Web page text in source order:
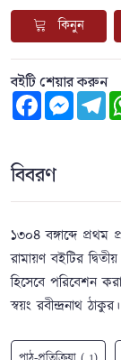
কিনুন
বইটি শেয়ার করুন
Facebook
বিবরণ
১৩০৪ বঙ্গাব্দে প্রথম
রামায়ণ বইটির
হিসেবে পরিবেশন
স্বয়ং রবীন্দ্রনাথ ঠাকুর।